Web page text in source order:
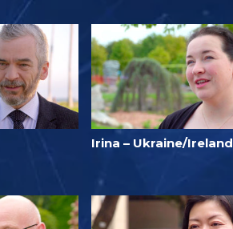
Irina – Ukraine/Ireland